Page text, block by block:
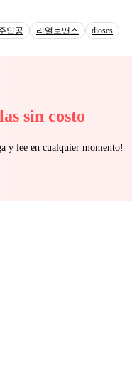
인공 리얼로맨스 dioses
sin costo
y lee en cualquier momento!